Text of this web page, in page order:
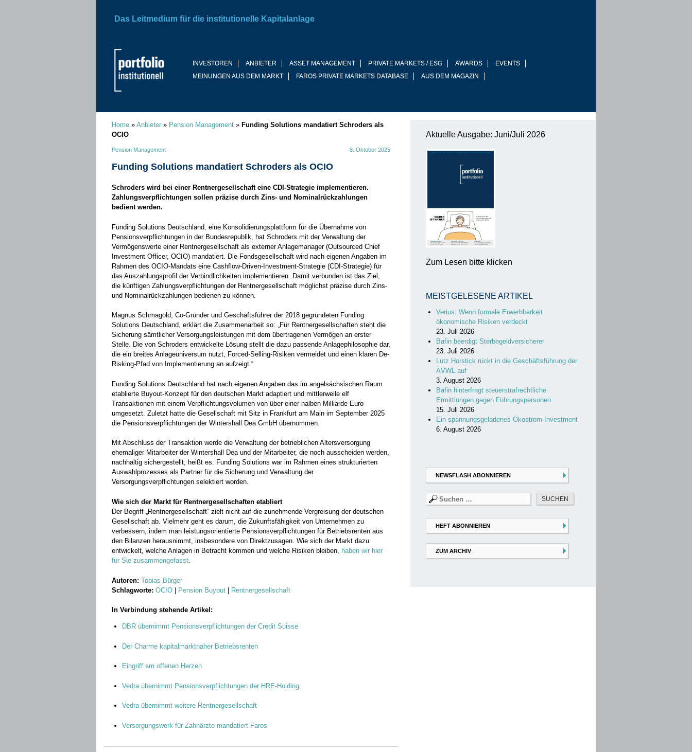
INVESTOREN ANBIETER ASSET MANAGEMENT PRIVATE MARKETS / ESG AWARDS
EVENTS
MEINUNGEN AUS DEM MARKT
FAROS PRIVATE MARKETS DATABASE AUS DEM MAGAZIN
Das Leitmedium für die institutionelle Kapitalanlage
Home » Anbieter » Pension Management » Funding Solutions mandatiert Schroders als
OCIO
Pension Management 8. Oktober 2025
Funding Solutions mandatiert Schroders als OCIO
Schroders wird bei einer Rentnergesellschaft eine CDI-Strategie implementieren.
Zahlungsverpflichtungen sollen präzise durch Zins- und Nominalrückzahlungen
bedient werden.
Funding Solutions Deutschland, eine Konsolidierungsplattform für die Übernahme von
Pensionsverpflichtungen in der Bundesrepublik, hat Schroders mit der Verwaltung der
Vermögenswerte einer Rentnergesellschaft als externer Anlagemanager (Outsourced Chief
Investment Officer, OCIO) mandatiert. Die Fondsgesellschaft wird nach eigenen Angaben im
Rahmen des OCIO-Mandats eine Cashflow-Driven-Investment-Strategie (CDI-Strategie) für
das Auszahlungsprofil der Verbindlichkeiten implementieren. Damit verbunden ist das Ziel,
die künftigen Zahlungsverpflichtungen der Rentnergesellschaft möglichst präzise durch Zins-
und Nominalrückzahlungen bedienen zu können.
Magnus Schmagold, Co-Gründer und Geschäftsführer der 2018 gegründeten Funding
Solutions Deutschland, erklärt die Zusammenarbeit so: „Für Rentnergesellschaften steht die
Sicherung sämtlicher Versorgungsleistungen mit dem übertragenen Vermögen an erster
Stelle. Die von Schroders entwickelte Lösung stellt die dazu passende Anlagephilosophie dar,
die ein breites Anlageuniversum nutzt, Forced-Selling-Risiken vermeidet und einen klaren De-
Risking-Pfad von Implementierung an aufzeigt.“
Funding Solutions Deutschland hat nach eigenen Angaben das im angelsächsischen Raum
etablierte Buyout-Konzept für den deutschen Markt adaptiert und mittlerweile elf
Transaktionen mit einem Verpflichtungsvolumen von über einer halben Milliarde Euro
umgesetzt. Zuletzt hatte die Gesellschaft mit Sitz in Frankfurt am Main im September 2025
die Pensionsverpflichtungen der Wintershall Dea GmbH übernommen.
Mit Abschluss der Transaktion werde die Verwaltung der betrieblichen Altersversorgung
ehemaliger Mitarbeiter der Wintershall Dea und der Mitarbeiter, die noch ausscheiden werden,
nachhaltig sichergestellt, heißt es. Funding Solutions war im Rahmen eines strukturierten
Auswahlprozesses als Partner für die Sicherung und Verwaltung der
Versorgungsverpflichtungen selektiert worden.
Wie sich der Markt für Rentnergesellschaften etabliert
Der Begriff „Rentnergesellschaft“ zielt nicht auf die zunehmende Vergreisung der deutschen
Gesellschaft ab. Vielmehr geht es darum, die Zukunftsfähigkeit von Unternehmen zu
verbessern, indem man leistungsorientierte Pensionsverpflichtungen für Betriebsrenten aus
den Bilanzen herausnimmt, insbesondere von Direktzusagen. Wie sich der Markt dazu
entwickelt, welche Anlagen in Betracht kommen und welche Risiken bleiben, haben wir hier
für Sie zusammengefasst.
Autoren: Tobias Bürger
Schlagworte: OCIO | Pension Buyout | Rentnergesellschaft
In Verbindung stehende Artikel:
DBR übernimmt Pensionsverpflichtungen der Credit Suisse
Der Charme kapitalmarktnaher Betriebsrenten
Eingriff am offenen Herzen
Vedra übernimmt Pensionsverpflichtungen der HRE-Holding
Vedra übernimmt weitere Rentnergesellschaft
Versorgungswerk für Zahnärzte mandatiert Faros
Aktuelle Ausgabe: Juni/Juli 2026
Zum Lesen bitte klicken
MEISTGELESENE ARTIKEL
Verius: Wenn formale Erwerbbarkeit
ökonomische Risiken verdeckt
23. Juli 2026
Bafin beerdigt Sterbegeldversicherer
23. Juli 2026
Lutz Horstick rückt in die Geschäftsführung der
ÄVWL auf
3. August 2026
Bafin hinterfragt steuerstrafrechtliche
Ermittlungen gegen Führungspersonen
15. Juli 2026
Ein spannungsgeladenes Ökostrom-Investment
6. August 2026
NEWSFLASH ABONNIEREN
Suchen
nach:
HEFT ABONNIEREN
ZUM ARCHIV